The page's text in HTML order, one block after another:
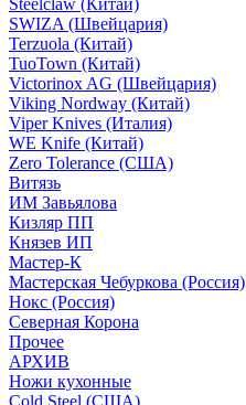
Steelclaw (Китай)
SWIZA (Швейцария)
Terzuola (Китай)
TuoTown (Китай)
Victorinox AG (Швейцария)
Viking Nordway (Китай)
Viper Knives (Италия)
WE Knife (Китай)
Zero Tolerance (США)
Витязь
ИМ Завьялова
Кизляр ПП
Князев ИП
Мастер-К
Мастерская Чебуркова (Россия)
Нокс (Россия)
Северная Корона
Прочее
АРХИВ
Ножи кухонные
Cold Steel (США)